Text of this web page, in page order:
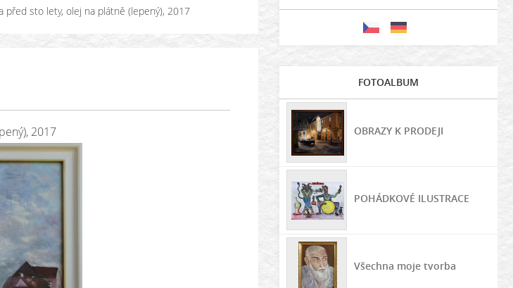
před sto lety, olej na plátně (lepený), 2017
2017
FOTOALBUM
OBRAZY K PRODEJI
POHÁDKOVÉ ILUSTRACE
Všechna moje tvorba